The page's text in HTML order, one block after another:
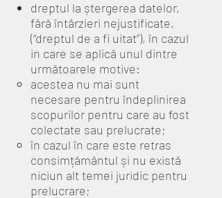
dreptul la ștergerea datelor,
fără întârzieri nejustificate,
(“dreptul de a fi uitat”), în cazul
in care se aplică unul dintre
următoarele motive:
acestea nu mai sunt
necesare pentru îndeplinirea
scopurilor pentru care au fost
colectate sau prelucrate;
în cazul în care este retras
consimțământul și nu există
niciun alt temei juridic pentru
prelucrare;